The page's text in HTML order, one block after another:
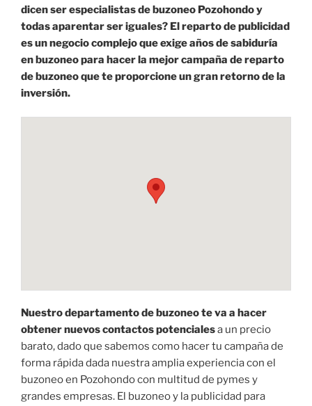
dicen ser especialistas de buzoneo Pozohondo y
todas aparentar ser iguales? El reparto de publicidad
es un negocio complejo que exige años de sabiduría
en buzoneo para hacer la mejor campaña de reparto
de buzoneo que te proporcione un gran retorno de la
inversión.
Nuestro departamento de buzoneo te va a hacer
obtener nuevos contactos potencialesa un precio
barato, dado que sabemos como hacer tu campaña de
forma rápida dada nuestra amplia experiencia con el
buzoneo en Pozohondo con multitud de pymes y
grandes empresas. El buzoneo y la publicidad para